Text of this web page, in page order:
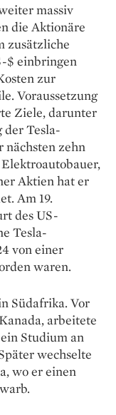
massiv
die Aktionäre
zusätzliche
$ einbringen
zur
Voraussetzung
Ziele, darunter
der Tesla-
zehn
Aktien hat er
Am 19.
des US-
Tesla-
von einer
waren.
Südafrika. Vor
arbeitete
Studium an
wechselte
wo er einen